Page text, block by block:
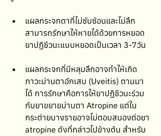
แผลกระจกตาที่ไม่ซับซ้อนและไม่ลึก
สามารถรักษาให้หายได้ด้วยการหยอด
ยาปฏิชีวนะแบบหยอดเป็นเวลา 3-7วัน
แผลกระจกที่มีหลุมลึกอาจทำให้เกิด
ภาวะม่านตาอักเสบ (Uveitis) ตามมา
ได้ การรักษาคือการให้ยาปฏิชีวนะร่วม
กับยาขยายม่านตา Atropine แต่ใน
กระต่ายบางรายอาจไม่ตอบสนองต่อยา
atropine ดังที่กล่าวไปข้างต้น สำหรับ